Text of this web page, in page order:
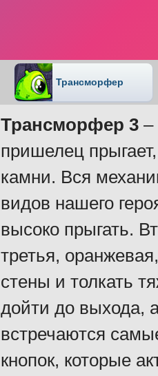
Трансморфер
Трансморфер 3 –
пришелец
камни. Вся
видов нашего
высоко прыгать.
третья,
стены и толкать
дойти до выхода,
встречаются
кнопок, которые